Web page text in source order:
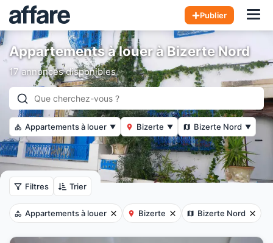
Publier
Appartements à louer à Bizerte Nord
17 annonces disponibles
Appartements à louer ▼ Bizerte ▼ Bizerte Nord ▼
Filtres Trier
Appartements à louer Bizerte Bizerte Nord